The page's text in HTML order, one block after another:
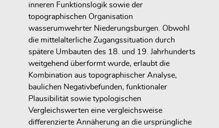
inneren Funktionslogik sowie der
topographischen Organisation
wasserumwehrter Niederungsburgen. Obwohl
die mittelalterliche Zugangssituation durch
spätere Umbauten des 18. und 19. Jahrhunderts
weitgehend überformt wurde, erlaubt die
Kombination aus topographischer Analyse,
baulichen Negativbefunden, funktionaler
Plausibilität sowie typologischen
Vergleichswerten eine vergleichsweise
differenzierte Annäherung an die ursprüngliche